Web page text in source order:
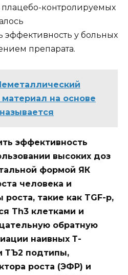
контролируемых
эффективность у больных
препарата.
на основе
эффективность
высоких доз
формой ЯК
человека и
такие как TGF-р,
Th3 клетками и
обратную
наивных Т-
ТЪ2 подтипы,
роста (ЭФР) и